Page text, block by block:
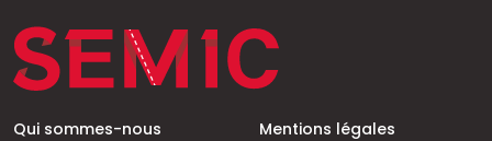
Qui sommes-nous
Mentions légales